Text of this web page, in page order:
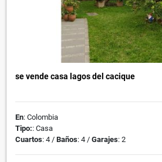
se vende casa lagos del cacique
En: Colombia
Tipo:: Casa
Cuartos: 4 / Baños: 4 / Garajes: 2